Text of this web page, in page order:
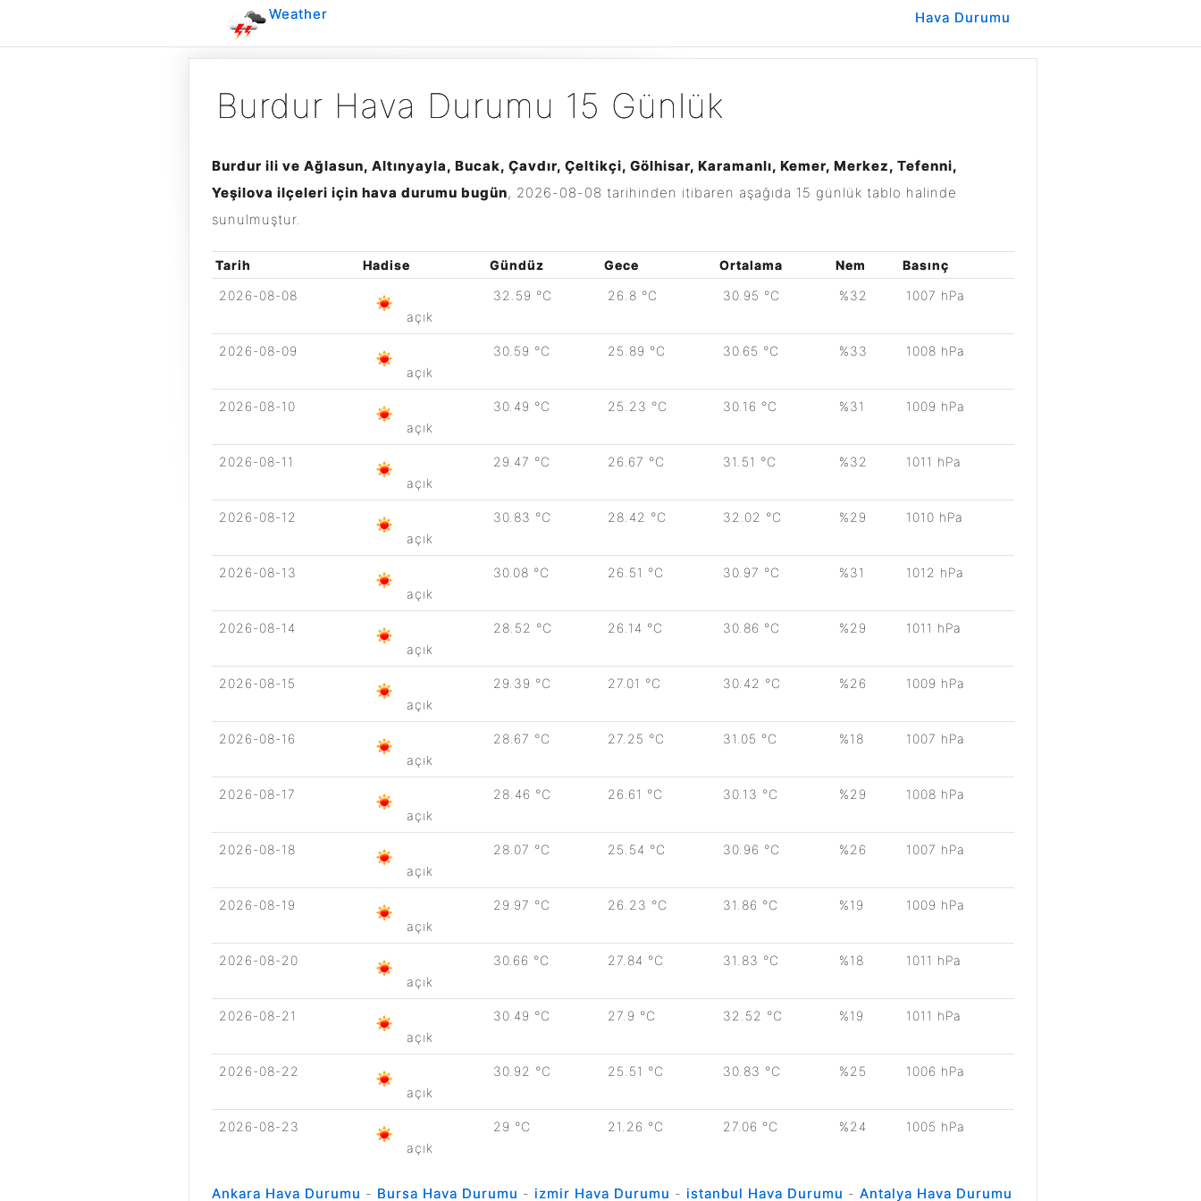
Weather Hava Durumu
Burdur Hava Durumu 15 Günlük
Burdur ili ve Ağlasun, Altınyayla, Bucak, Çavdır, Çeltikçi, Gölhisar, Karamanlı, Kemer, Merkez, Tefenni,
Yeşilova ilçeleri için hava durumu bugün, 2026-08-08 tarihinden itibaren aşağıda 15 günlük tablo halinde
sunulmuştur.
Tarih Hadise Gündüz Gece Ortalama Nem
Basınç
2026-08-08
açık
32.59 °C 26.8 °C 30.95 °C %32 1007 hPa
2026-08-09
açık
30.59 °C 25.89 °C 30.65 °C %33 1008 hPa
2026-08-10
açık
30.49 °C 25.23 °C 30.16 °C %31 1009 hPa
2026-08-11
açık
29.47 °C 26.67 °C 31.51 °C %32 1011 hPa
2026-08-12
açık
30.83 °C 28.42 °C 32.02 °C %29 1010 hPa
2026-08-13
açık
30.08 °C 26.51 °C 30.97 °C %31 1012 hPa
2026-08-14
açık
28.52 °C 26.14 °C 30.86 °C %29 1011 hPa
2026-08-15
açık
29.39 °C 27.01 °C 30.42 °C %26 1009 hPa
2026-08-16
açık
28.67 °C 27.25 °C 31.05 °C %18 1007 hPa
2026-08-17
açık
28.46 °C 26.61 °C 30.13 °C %29 1008 hPa
2026-08-18
açık
28.07 °C 25.54 °C 30.96 °C %26 1007 hPa
2026-08-19
açık
29.97 °C 26.23 °C 31.86 °C %19 1009 hPa
2026-08-20
açık
30.66 °C 27.84 °C 31.83 °C %18 1011 hPa
2026-08-21
açık
30.49 °C 27.9 °C 32.52 °C %19 1011 hPa
2026-08-22
açık
30.92 °C 25.51 °C 30.83 °C %25 1006 hPa
2026-08-23
açık
29 °C 21.26 °C 27.06 °C %24 1005 hPa
Ankara Hava Durumu - Bursa Hava Durumu - izmir Hava Durumu - istanbul Hava Durumu - Antalya Hava Durumu